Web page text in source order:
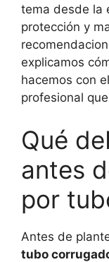
tema desde la
protección y
explicamos
hacemos con
profesional
Qué
antes
por
Antes de
tubo